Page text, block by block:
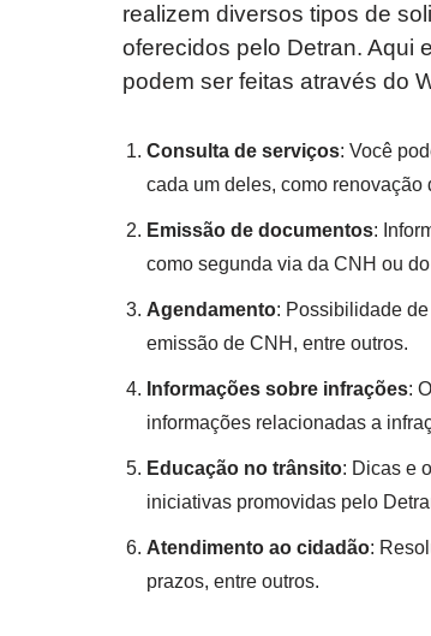
realizem diversos tipos de
oferecidos pelo Detran. Aqui
podem ser feitas através do
Consulta de serviços: Você
cada um deles, como
Emissão de documentos:
como segunda via da CNH ou
Agendamento: Possibilidade
emissão de CNH, entre outros.
Informações sobre infrações:
informações relacionadas a
Educação no trânsito: Dicas e
iniciativas promovidas pelo
Atendimento ao cidadão:
prazos, entre outros.